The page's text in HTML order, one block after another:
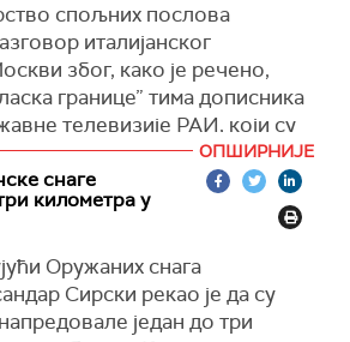
снага Украјине,
намера да (Украјинци)
постројења Курчатовске и
електране у Курчатову
којих руско
да предузме узвратне мере
оружјем по територији
се у објави на Телеграм
Марат Хајрулин је за агенцију
спољних послова
италијанског
због, како је речено,
границе” тима дописника
телевизије РАИ, који су
из делова руске
су држале украјинске
је амбасадору изражен
у вези са поступком
италијанске државне
ОПШИРНИЈЕ
снаге
километра у
Оружаних снага
Сирски рекао је да су
један до три